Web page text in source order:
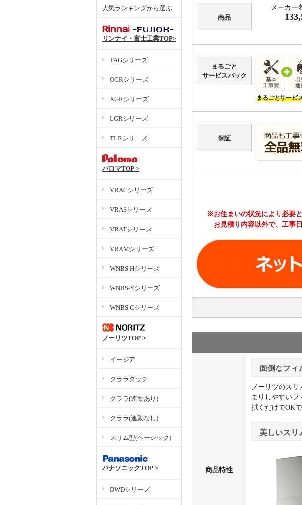
商品
メーカー
まるごと
サービスパック
基本
工事費
出
運
まるごとサービ
保証
※お住まいの状況により必要
お見積り内容以外で、工事
商品特性
面倒なフィ
ノーリツのス
まりしやすい
拭くだけでOKで
美しいスリ
人気ランキングから選ぶ
リンナイ・富士工業TOP>
TAGシリーズ
OGRシリーズ
XGRシリーズ
LGRシリーズ
TLRシリーズ
パロマTOP >
VRACシリーズ
VRASシリーズ
VRATシリーズ
VRAMシリーズ
WNBS-Hシリーズ
WNBS-Yシリーズ
WNBS-Cシリーズ
ノーリツTOP >
イージア
クララタッチ
クララ(連動あり)
クララ(連動なし)
スリム型(ベーシック)
パナソニックTOP >
DWDシリーズ